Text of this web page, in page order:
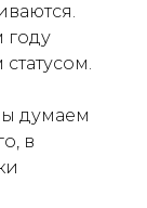
году
думаем
в